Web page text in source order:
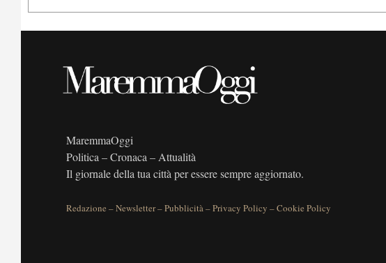
MaremmaOggi
Politica – Cronaca – Attualità
Il giornale della tua città per essere sempre aggiornato.
Redazione –Newsletter–Pubblicità–Privacy Policy –Cookie Policy